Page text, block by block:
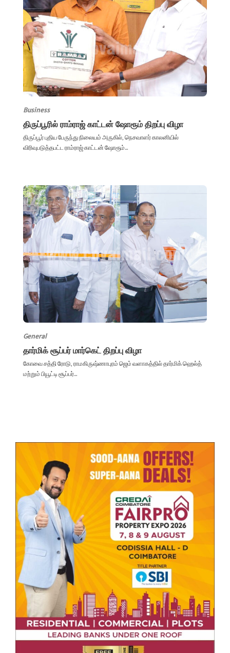
Business
திருப்பூரில் ராம்ராஜ் காட்டன் ஷோரூம் திறப்பு விழா
திருப்பூர் புதிய பேருந்து நிலையம் அருகில், நெசவாளர் காலனியில்
விரிவுபடுத்தபட்ட ராம்ராஜ் காட்டன் ஷோரூம்...
General
தார்மிக் சூப்பர் மார்கெட் திறப்பு விழா
கோவை சத்தி ரோடு, ராமகிருஷ்ணாபுரம் ஜெம் வளாகத்தில் தார்மிக் ஹெல்த்
மற்றும் பியூட்டி சூப்பர்...